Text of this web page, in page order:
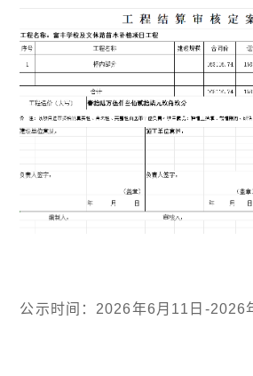
公示时间：2026年6月11日-